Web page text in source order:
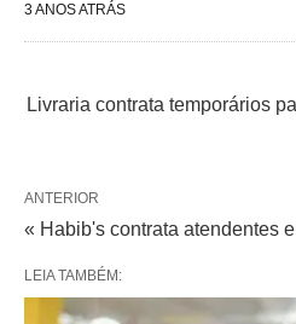
3 ANOS ATRÁS
Livraria contrata temporários
ANTERIOR
« Habib's contrata atendentes
LEIA TAMBÉM: